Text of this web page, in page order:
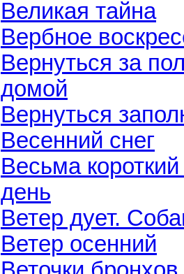
Великая тайна
Вербное
Вернуться за
домой
Вернуться
Весенний снег
Весьма
день
Ветер дует.
Ветер осенний